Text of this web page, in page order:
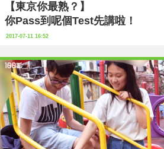
【東京你最熟？】
你Pass到呢個Test先講啦！
2017-07-11 16:52